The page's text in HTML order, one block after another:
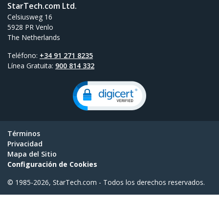
StarTech.com Ltd.
Celsiusweg 16
5928 PR Venlo
The Netherlands
Teléfono: +34 91 271 8235
Línea Gratuita: 900 814 332
Términos
Privacidad
Mapa del Sitio
Configuración de Cookies
© 1985-2026, StarTech.com - Todos los derechos reservados.